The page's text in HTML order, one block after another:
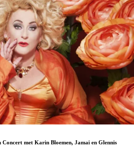
met Karin Bloemen, Jamai en Glennis